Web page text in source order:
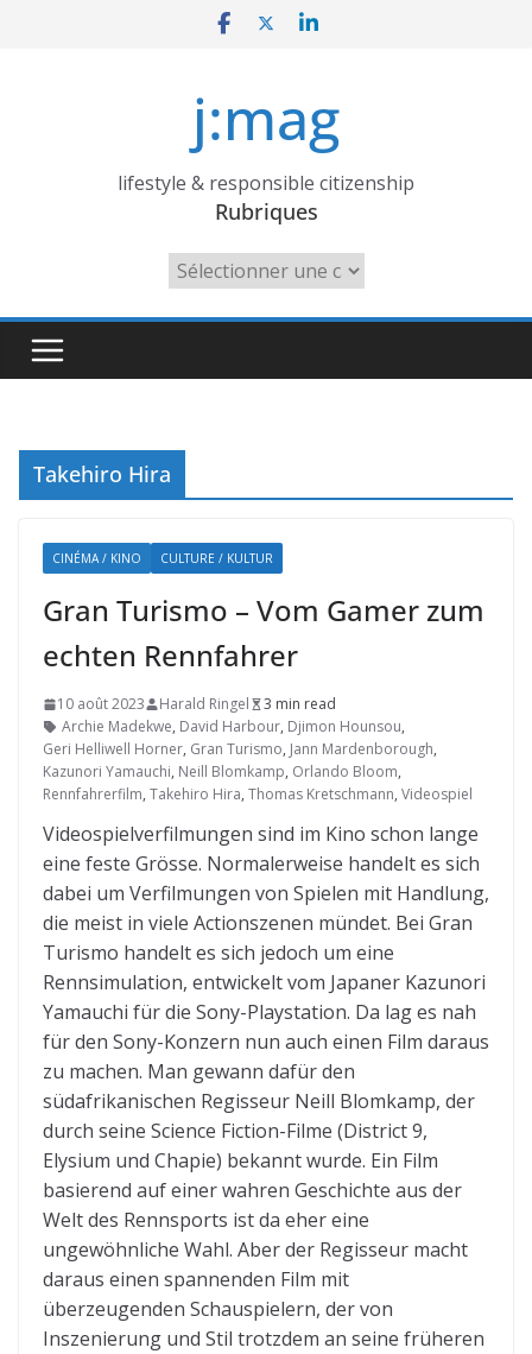
j:mag
lifestyle & responsible citizenship
Rubriques
Rubriques
Takehiro Hira
CINÉMA / KINO CULTURE / KULTUR
Gran Turismo – Vom Gamer zum
echten Rennfahrer
10 août 2023 Harald Ringel
3 min read
Archie Madekwe, David Harbour, Djimon Hounsou,
Geri Helliwell Horner, Gran Turismo, Jann Mardenborough,
Kazunori Yamauchi, Neill Blomkamp, Orlando Bloom,
Rennfahrerfilm, Takehiro Hira, Thomas Kretschmann, Videospiel
Videospielverfilmungen sind im Kino schon lange
eine feste Grösse. Normalerweise handelt es sich
dabei um Verfilmungen von Spielen mit Handlung,
die meist in viele Actionszenen mündet. Bei Gran
Turismo handelt es sich jedoch um eine
Rennsimulation, entwickelt vom Japaner Kazunori
Yamauchi für die Sony-Playstation. Da lag es nah
für den Sony-Konzern nun auch einen Film daraus
zu machen. Man gewann dafür den
südafrikanischen Regisseur Neill Blomkamp, der
durch seine Science Fiction-Filme (District 9,
Elysium und Chapie) bekannt wurde. Ein Film
basierend auf einer wahren Geschichte aus der
Welt des Rennsports ist da eher eine
ungewöhnliche Wahl. Aber der Regisseur macht
daraus einen spannenden Film mit
überzeugenden Schauspielern, der von
Inszenierung und Stil trotzdem an seine früheren